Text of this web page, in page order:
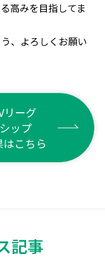
高みを目指してま
、よろしくお願い
リーグ
ップ
こちら
記事